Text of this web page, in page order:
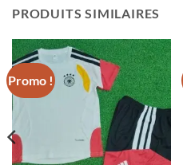
PRODUITS SIMILAIRES
Promo !